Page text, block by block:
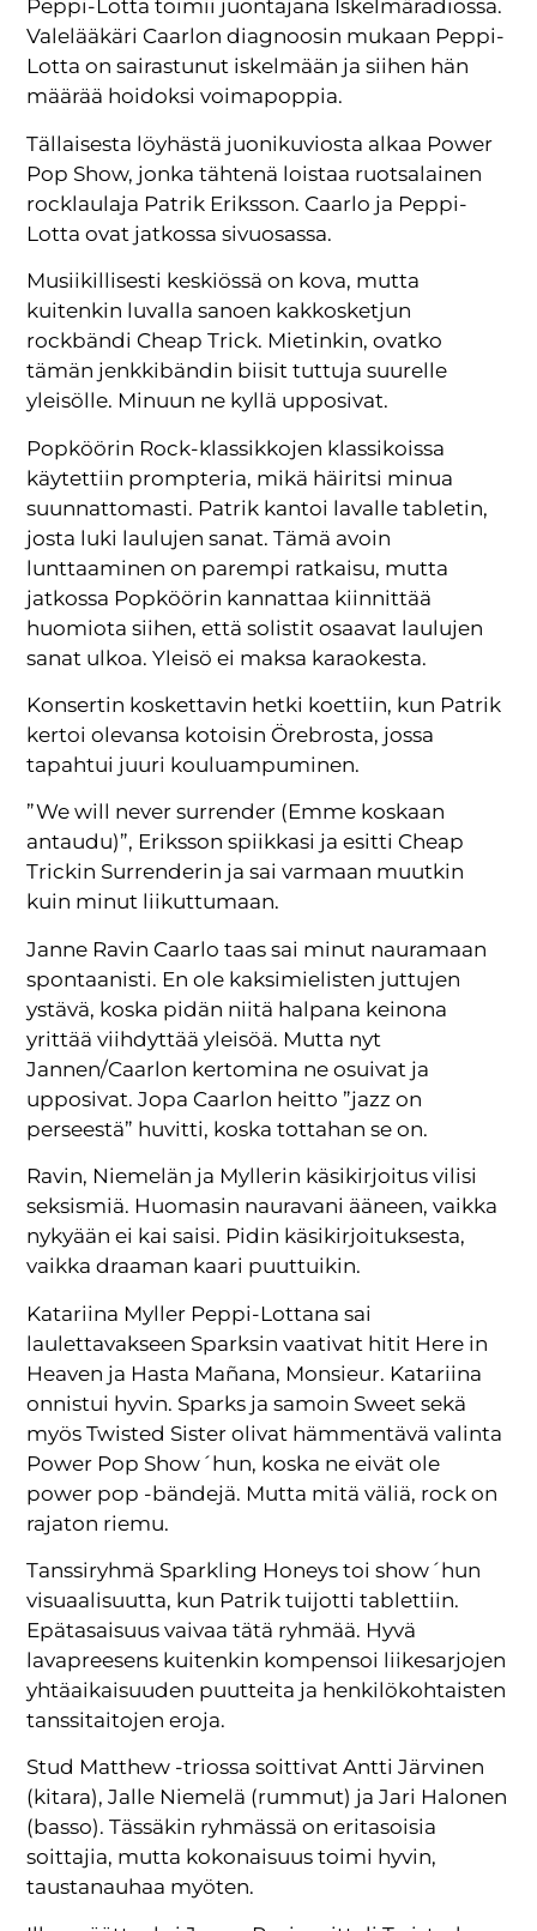
Peppi-Lotta toimii juontajana Iskelmäradiossa.
Valelääkäri Caarlon diagnoosin mukaan Peppi-
Lotta on sairastunut iskelmään ja siihen hän
määrää hoidoksi voimapoppia.
Tällaisesta löyhästä juonikuviosta alkaa Power
Pop Show, jonka tähtenä loistaa ruotsalainen
rocklaulaja Patrik Eriksson. Caarlo ja Peppi-
Lotta ovat jatkossa sivuosassa.
Musiikillisesti keskiössä on kova, mutta
kuitenkin luvalla sanoen kakkosketjun
rockbändi Cheap Trick. Mietinkin, ovatko
tämän jenkkibändin biisit tuttuja suurelle
yleisölle. Minuun ne kyllä upposivat.
Popköörin Rock-klassikkojen klassikoissa
käytettiin prompteria, mikä häiritsi minua
suunnattomasti. Patrik kantoi lavalle tabletin,
josta luki laulujen sanat. Tämä avoin
lunttaaminen on parempi ratkaisu, mutta
jatkossa Popköörin kannattaa kiinnittää
huomiota siihen, että solistit osaavat laulujen
sanat ulkoa. Yleisö ei maksa karaokesta.
Konsertin koskettavin hetki koettiin, kun Patrik
kertoi olevansa kotoisin Örebrosta, jossa
tapahtui juuri kouluampuminen.
”We will never surrender (Emme koskaan
antaudu)”, Eriksson spiikkasi ja esitti Cheap
Trickin Surrenderin ja sai varmaan muutkin
kuin minut liikuttumaan.
Janne Ravin Caarlo taas sai minut nauramaan
spontaanisti. En ole kaksimielisten juttujen
ystävä, koska pidän niitä halpana keinona
yrittää viihdyttää yleisöä. Mutta nyt
Jannen/Caarlon kertomina ne osuivat ja
upposivat. Jopa Caarlon heitto ”jazz on
perseestä” huvitti, koska tottahan se on.
Ravin, Niemelän ja Myllerin käsikirjoitus vilisi
seksismiä. Huomasin nauravani ääneen, vaikka
nykyään ei kai saisi. Pidin käsikirjoituksesta,
vaikka draaman kaari puuttuikin.
Katariina Myller Peppi-Lottana sai
laulettavakseen Sparksin vaativat hitit Here in
Heaven ja Hasta Mañana, Monsieur. Katariina
onnistui hyvin. Sparks ja samoin Sweet sekä
myös Twisted Sister olivat hämmentävä valinta
Power Pop Show´hun, koska ne eivät ole
power pop -bändejä. Mutta mitä väliä, rock on
rajaton riemu.
Tanssiryhmä Sparkling Honeys toi show´hun
visuaalisuutta, kun Patrik tuijotti tablettiin.
Epätasaisuus vaivaa tätä ryhmää. Hyvä
lavapreesens kuitenkin kompensoi liikesarjojen
yhtäaikaisuuden puutteita ja henkilökohtaisten
tanssitaitojen eroja.
Stud Matthew -triossa soittivat Antti Järvinen
(kitara), Jalle Niemelä (rummut) ja Jari Halonen
(basso). Tässäkin ryhmässä on eritasoisia
soittajia, mutta kokonaisuus toimi hyvin,
taustanauhaa myöten.